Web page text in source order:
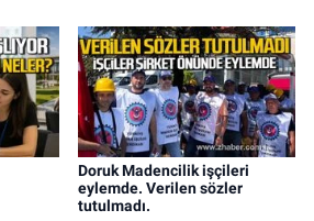
Doruk Madencilik işçileri
eylemde. Verilen sözler
tutulmadı.